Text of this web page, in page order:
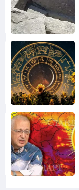
Снимка:
Bulgaria ON
AIR